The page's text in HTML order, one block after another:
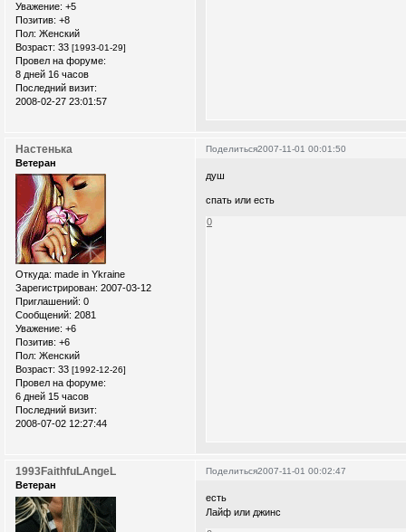
Уважение: +5
Позитив: +8
Пол: Женский
Возраст: 33 [1993-01-29]
Провел на форуме:
8 дней 16 часов
Последний визит:
2008-02-27 23:01:57
Поделиться2007-11-01 00:01:50
Настенька
Ветеран
Откуда: made in Ykraine
Зарегистрирован: 2007-03-12
Приглашений: 0
Сообщений: 2081
Уважение: +6
Позитив: +6
Пол: Женский
Возраст: 33 [1992-12-26]
Провел на форуме:
6 дней 15 часов
Последний визит:
2008-07-02 12:27:44
душ
спать или есть
0
Поделиться2007-11-01 00:02:47
1993FaithfuLAngeL
Ветеран
есть
Лайф или джинс